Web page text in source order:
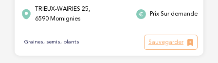
TRIEUX-WAIRIES 25,
6590 Momignies
Prix Sur demande
Graines, semis, plants Sauvegarder